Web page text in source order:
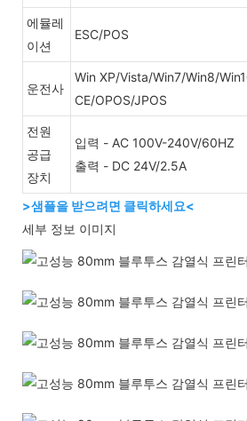
에뮬레
이션
ESC/POS
운전사
Win XP/Vista/Win7/Win8/
CE/OPOS/JPOS
전원
공급
장치
입력 - AC 100V-240V/60HZ
출력 - DC 24V/2.5A
>샘플을 받으려면 클릭하세요<
세부 정보 이미지